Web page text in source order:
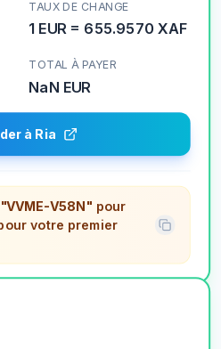
TAUX DE CHANGE
1 EUR= 655.9570 XAF
TOTAL À PAYER
NaN EUR
à Ria
"VVME-V58N" pour
votre premier